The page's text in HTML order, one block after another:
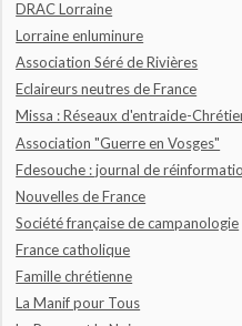
DRAC Lorraine
Lorraine enluminure
Association Séré de Rivières
Eclaireurs neutres de France
Missa : Réseaux d'entraide-
Association "Guerre en Vosges"
Fdesouche : journal de
Nouvelles de France
Société française de campanologie
France catholique
Famille chrétienne
La Manif pour Tous